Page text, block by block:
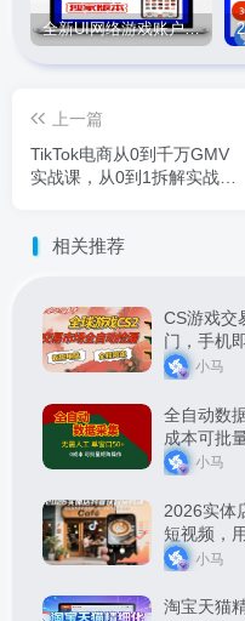
全新UI网络游戏账户交易平台系统 全开源版本
上一篇
TikTok电商从0到千万GMV
实战课，从0到1拆解实战秘
相关推荐
CS游戏交
门，手机
松副业【
小马
全自动数
成本可批
小马
2026实体
短视频，
小马
淘宝天猫